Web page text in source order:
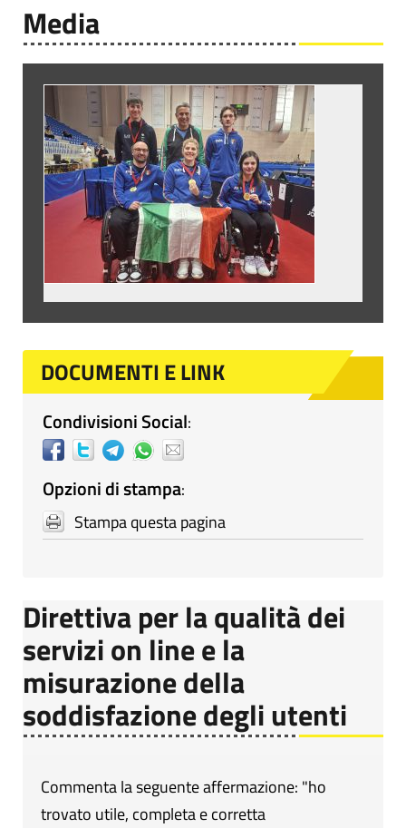
Media
DOCUMENTI E LINK
Condivisioni Social:
Opzioni di stampa:
Stampa questa pagina
Direttiva per la qualità dei
servizi on line e la
misurazione della
soddisfazione degli utenti
Commenta la seguente affermazione: "ho
trovato utile, completa e corretta